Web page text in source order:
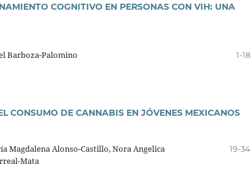
COGNITIVO EN PERSONAS CON VIH: UNA
Barboza-Palomino 1-18
CONSUMO DE CANNABIS EN JÓVENES MEXICANOS
Magdalena Alonso-Castillo, Nora Angelica
Mata
19-34